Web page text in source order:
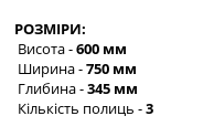
РОЗМІРИ:
Висота -600 мм
Ширина -750 мм
Глибина -345 мм
Кількість полиць -3